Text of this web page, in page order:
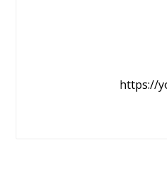
https://